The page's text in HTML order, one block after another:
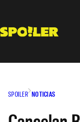
contenido
SPOILER NOTICIAS